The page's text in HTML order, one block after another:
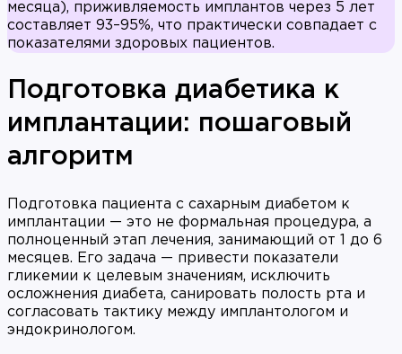
месяца), приживляемость имплантов через 5 лет
составляет 93–95%, что практически совпадает с
показателями здоровых пациентов.
Подготовка диабетика к
имплантации: пошаговый
алгоритм
Подготовка пациента с сахарным диабетом к
имплантации — это не формальная процедура, а
полноценный этап лечения, занимающий от 1 до 6
месяцев. Его задача — привести показатели
гликемии к целевым значениям, исключить
осложнения диабета, санировать полость рта и
согласовать тактику между имплантологом и
эндокринологом.